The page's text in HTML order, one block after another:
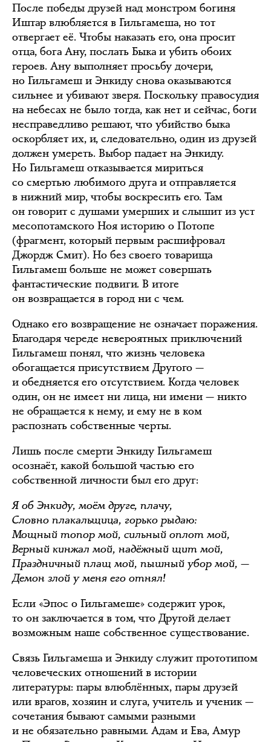
После победы друзей над монстром богиня
Иштар влюбляется в Гильгамеша, но тот
отвергает её. Чтобы наказать его, она просит
отца, бога Ану, послать Быка и убить обоих
героев. Ану выполняет просьбу дочери,
но Гильгамеш и Энкиду снова оказываются
сильнее и убивают зверя. Поскольку правосудия
на небесах не было тогда, как нет и сейчас, боги
несправедливо решают, что убийство быка
оскорбляет их, и, следовательно, один из друзей
должен умереть. Выбор падает на Энкиду.
Но Гильгамеш отказывается мириться
со смертью любимого друга и отправляется
в нижний мир, чтобы воскресить его. Там
он говорит с душами умерших и слышит из уст
месопотамского Ноя историю о Потопе
(фрагмент, который первым расшифровал
Джордж Смит). Но без своего товарища
Гильгамеш больше не может совершать
фантастические подвиги. В итоге
он возвращается в город ни с чем.
Однако его возвращение не означает поражения.
Благодаря череде невероятных приключений
Гильгамеш понял, что жизнь человека
обогащается присутствием Другого —
и обедняется его отсутствием. Когда человек
один, он не имеет ни лица, ни имени — никто
не обращается к нему, и ему не в ком
распознать собственные черты.
Лишь после смерти Энкиду Гильгамеш
осознаёт, какой большой частью его
собственной личности был его друг:
Я об Энкиду, моём друге, плачу,
Словно плакальщица, горько рыдаю:
Мощный топор мой, сильный оплот мой,
Верный кинжал мой, надёжный щит мой,
Праздничный плащ мой, пышный убор мой, —
Демон злой у меня его отнял!
Если «Эпос о Гильгамеше» содержит урок,
то он заключается в том, что Другой делает
возможным наше собственное существование.
Связь Гильгамеша и Энкиду служит прототипом
человеческих отношений в истории
литературы: пары влюблённых, пары друзей
или врагов, хозяин и слуга, учитель и ученик —
сочетания бывают самыми разными
и не обязательно равными. Адам и Ева, Амур